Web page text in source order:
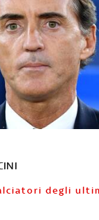
degli